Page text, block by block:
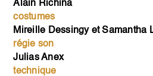
Alain Richina
costumes
Mireille Dessingy et Samantha
régie son
Julias Anex
technique